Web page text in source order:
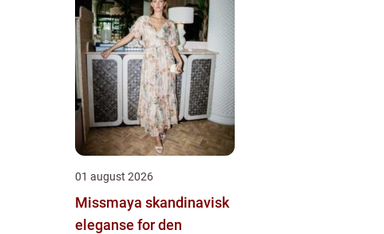
01 august 2026
Missmaya skandinavisk
eleganse for den